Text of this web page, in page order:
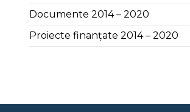
Documente 2014 – 2020
Proiecte finanțate 2014 – 2020